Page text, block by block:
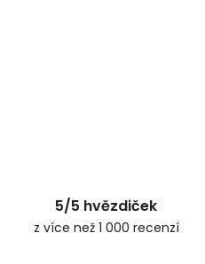
5/5 hvězdiček
z více než 1 000 recenzí